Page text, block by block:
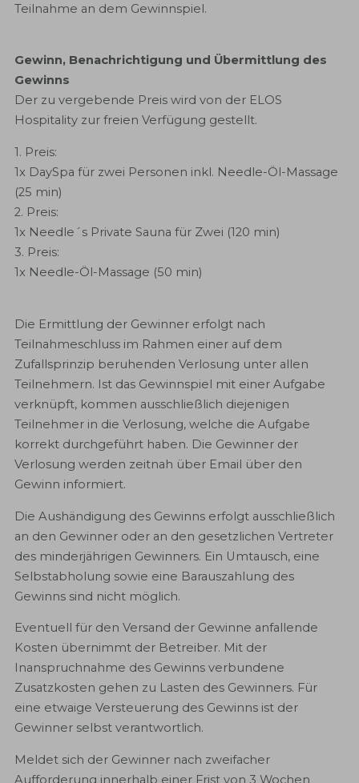
Teilnahme an dem Gewinnspiel.
Gewinn, Benachrichtigung und Übermittlung des
Gewinns
Der zu vergebende Preis wird von der ELOS
Hospitality zur freien Verfügung gestellt.
1. Preis:
1x DaySpa für zwei Personen inkl. Needle-Öl-Massage
(25 min)
2. Preis:
1x Needle´s Private Sauna für Zwei (120 min)
3. Preis:
1x Needle-Öl-Massage (50 min)
Die Ermittlung der Gewinner erfolgt nach
Teilnahmeschluss im Rahmen einer auf dem
Zufallsprinzip beruhenden Verlosung unter allen
Teilnehmern. Ist das Gewinnspiel mit einer Aufgabe
verknüpft, kommen ausschließlich diejenigen
Teilnehmer in die Verlosung, welche die Aufgabe
korrekt durchgeführt haben. Die Gewinner der
Verlosung werden zeitnah über Email über den
Gewinn informiert.
Die Aushändigung des Gewinns erfolgt ausschließlich
an den Gewinner oder an den gesetzlichen Vertreter
des minderjährigen Gewinners. Ein Umtausch, eine
Selbstabholung sowie eine Barauszahlung des
Gewinns sind nicht möglich.
Eventuell für den Versand der Gewinne anfallende
Kosten übernimmt der Betreiber. Mit der
Inanspruchnahme des Gewinns verbundene
Zusatzkosten gehen zu Lasten des Gewinners. Für
eine etwaige Versteuerung des Gewinns ist der
Gewinner selbst verantwortlich.
Meldet sich der Gewinner nach zweifacher
Aufforderung innerhalb einer Frist von 3 Wochen